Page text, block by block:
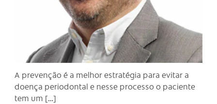
A prevenção é a melhor estratégia para evitar a
doença periodontal e nesse processo o paciente
tem um […]